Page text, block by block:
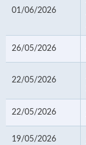
01/06/2026
26/05/2026
22/05/2026
22/05/2026
19/05/2026